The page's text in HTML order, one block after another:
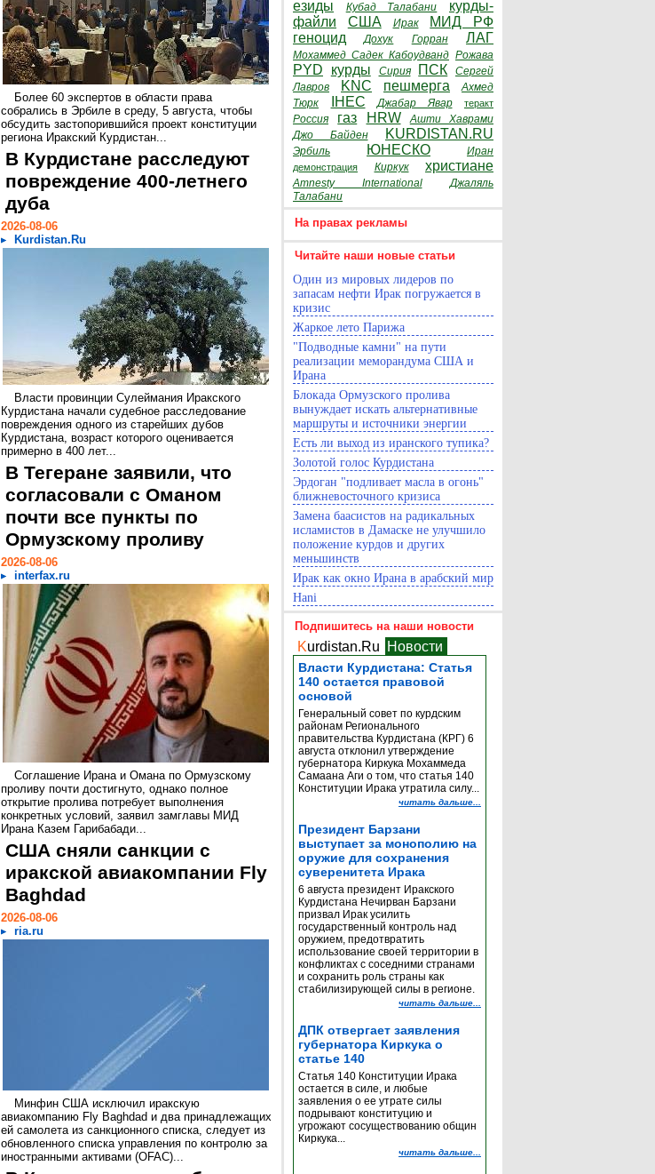
Более 60 экспертов в области права
собрались в Эрбиле в среду, 5 августа, чтобы
обсудить застопорившийся проект конституции
региона Иракский Курдистан...
В Курдистане расследуют
повреждение 400-летнего
дуба
2026-08-06
Kurdistan.Ru
Власти провинции Сулеймания Иракского
Курдистана начали судебное расследование
повреждения одного из старейших дубов
Курдистана, возраст которого оценивается
примерно в 400 лет...
В Тегеране заявили, что
согласовали с Оманом
почти все пункты по
Ормузскому проливу
2026-08-06
interfax.ru
Соглашение Ирана и Омана по Ормузскому
проливу почти достигнуто, однако полное
открытие пролива потребует выполнения
конкретных условий, заявил замглавы МИД
Ирана Казем Гарибабади...
США сняли санкции с
иракской авиакомпании Fly
Baghdad
2026-08-06
ria.ru
Минфин США исключил иракскую
авиакомпанию Fly Baghdad и два принадлежащих
ей самолета из санкционного списка, следует из
обновленного списка управления по контролю за
иностранными активами (OFAC)...
езиды Кубад Талабани
курды-
файли
США Ирак
МИД РФ
геноцид
Дохук Горран ЛАГ
Мохаммед Садек Кабоудванд Рожава
PYD курды Сирия ПСК
Сергей
Лавров
KNC пешмерга
Ахмед
Тюрк
IHEC Джабар Явар теракт
Россия газ HRW
Ашти Хаврами
Джо Байден
KURDISTAN.RU
Эрбиль ЮНЕСКО Иран
демонстрация Киркук христиане
Amnesty International
Джаляль
Талабани
На правах рекламы
Читайте наши новые статьи
Один из мировых лидеров по
запасам нефти Ирак погружается в
кризис
Жаркое лето Парижа
"Подводные камни" на пути
реализации меморандума США и
Ирана
Блокада Ормузского пролива
вынуждает искать альтернативные
маршруты и источники энергии
Есть ли выход из иранского тупика?
Золотой голос Курдистана
Эрдоган "подливает масла в огонь"
ближневосточного кризиса
Замена баасистов на радикальных
исламистов в Дамаске не улучшило
положение курдов и других
меньшинств
Ирак как окно Ирана в арабский мир
Hani
Подпишитесь на наши новости
Kurdistan.Ru Новости
Власти Курдистана: Статья
140 остается правовой
основой
Генеральный совет по курдским
районам Регионального
правительства Курдистана (КРГ) 6
августа отклонил утверждение
губернатора Киркука Мохаммеда
Самаана Аги о том, что статья 140
Конституции Ирака утратила силу...
читать дальше...
Президент Барзани
выступает за монополию на
оружие для сохранения
суверенитета Ирака
6 августа президент Иракского
Курдистана Нечирван Барзани
призвал Ирак усилить
государственный контроль над
оружием, предотвратить
использование своей территории в
конфликтах с соседними странами
и сохранить роль страны как
стабилизирующей силы в регионе.
читать дальше...
ДПК отвергает заявления
губернатора Киркука о
статье 140
Статья 140 Конституции Ирака
остается в силе, и любые
заявления о ее утрате силы
подрывают конституцию и
угрожают сосуществованию общин
Киркука...
читать дальше...